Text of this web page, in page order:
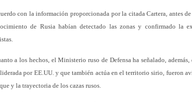
con la información proporcionada por la citada Cartera, antes
de Rusia habían detectado las zonas y confirmado la
a los hechos, el Ministerio ruso de Defensa ha señalado,
por EE.UU. y que también actúa en el territorio sirio, fueron
y la trayectoria de los cazas rusos.